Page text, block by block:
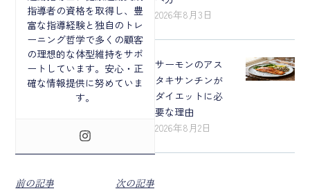
指導者の資格を取得し、豊
富な指導経験と独自のトレ
ーニング哲学で多くの顧客
の理想的な体型維持をサポ
ートしています。安心・正
確な情報提供に努めていま
す。
前の記事
次の記事
2026年8月3日
サーモンのアス
タキサンチンが
ダイエットに必
要な理由
2026年8月2日